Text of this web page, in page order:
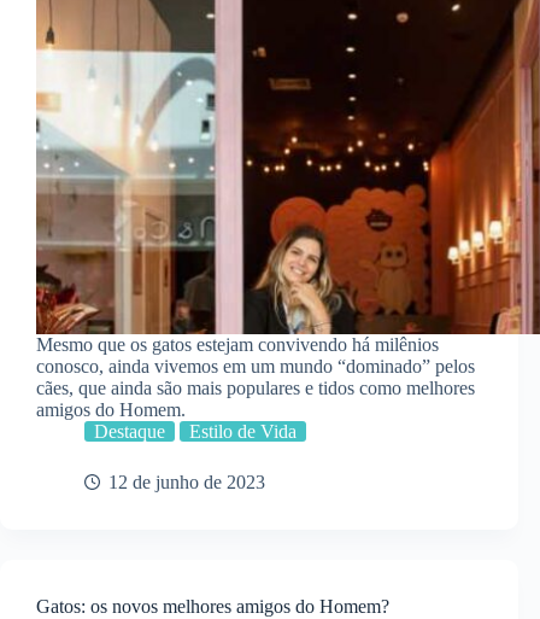
Mesmo que os gatos estejam convivendo há milênios
conosco, ainda vivemos em um mundo “dominado” pelos
cães, que ainda são mais populares e tidos como melhores
amigos do Homem.
Destaque
Estilo de Vida
12 de junho de 2023
Gatos: os novos melhores amigos do Homem?